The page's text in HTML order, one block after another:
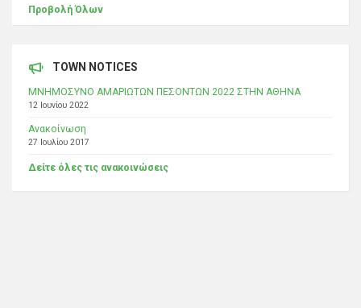
Προβολή Όλων
TOWN NOTICES
ΜΝΗΜΟΣΥΝΟ ΑΜΑΡΙΩΤΩΝ ΠΕΣΟΝΤΩΝ 2022 ΣΤΗΝ ΑΘΗΝΑ
12 Ιουνίου 2022
Ανακοίνωση
27 Ιουλίου 2017
Δείτε όλες τις ανακοινώσεις